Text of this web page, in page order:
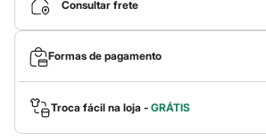
Vestidos
Acessórios
Bolsas
Bonés e Chapéus
Bijoux
Cintos
Óculos
Relógios
Calçados
Consultar frete
Formas de pagamento
Troca fácil na loja - GRÁTIS